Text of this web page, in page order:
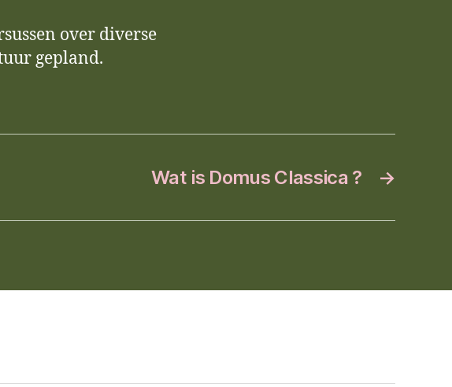
over diverse
gepland.
→
Wat is Domus Classica ?